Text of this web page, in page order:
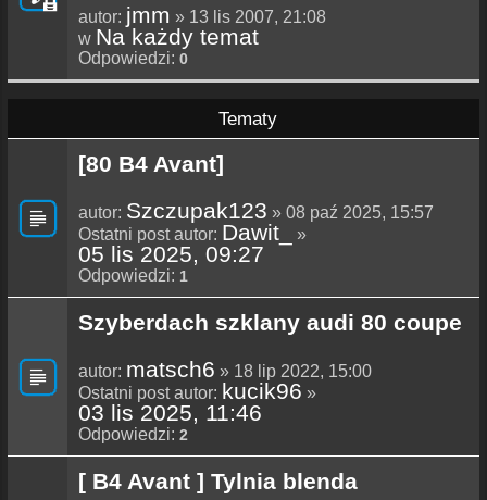
autor: jmm » 13 lis 2007, 21:08
w Na każdy temat
Odpowiedzi: 0
Tematy
[80 B4 Avant]
autor: Szczupak123 » 08 paź 2025, 15:57
Ostatni post autor: Dawit_ »
05 lis 2025, 09:27
Odpowiedzi: 1
Szyberdach szklany audi 80 coupe
autor: matsch6 » 18 lip 2022, 15:00
Ostatni post autor: kucik96 »
03 lis 2025, 11:46
Odpowiedzi: 2
[ B4 Avant ] Tylnia blenda